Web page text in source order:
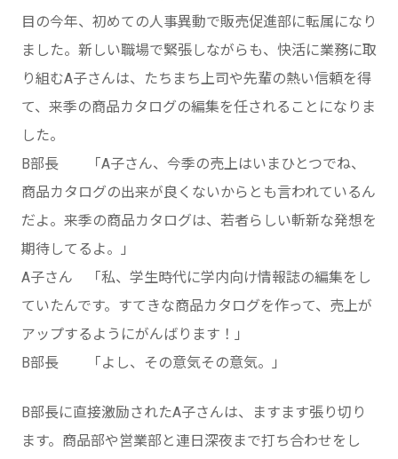
目の今年、初めての人事異動で販売促進部に転属になり
ました。新しい職場で緊張しながらも、快活に業務に取
り組むA子さんは、たちまち上司や先輩の熱い信頼を得
て、来季の商品カタログの編集を任されることになりま
した。
B部長 「A子さん、今季の売上はいまひとつでね、
商品カタログの出来が良くないからとも言われているん
だよ。来季の商品カタログは、若者らしい斬新な発想を
期待してるよ。」
A子さん 「私、学生時代に学内向け情報誌の編集をし
ていたんです。すてきな商品カタログを作って、売上が
アップするようにがんばります！」
B部長 「よし、その意気その意気。」
B部長に直接激励されたA子さんは、ますます張り切り
ます。商品部や営業部と連日深夜まで打ち合わせをし